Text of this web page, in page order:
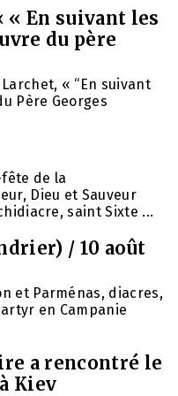
« En suivant les
du père
« “En suivant
Père Georges
de la
Dieu et Sauveur
saint Sixte ...
/ 10 août
et Parménas, diacres,
en Campanie
a rencontré le
Kiev